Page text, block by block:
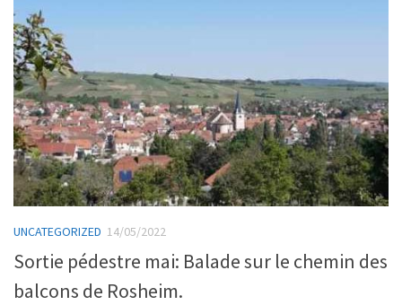
UNCATEGORIZED 14/05/2022
Sortie pédestre mai: Balade sur le chemin des
balcons de Rosheim.